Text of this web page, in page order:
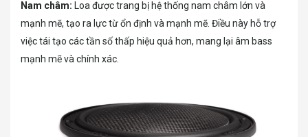
Nam châm: Loa được trang bị hệ thống nam châm lớn và
mạnh mẽ, tạo ra lực từ ổn định và mạnh mẽ. Điều này hỗ trợ
việc tái tạo các tần số thấp hiệu quả hơn, mang lại âm bass
mạnh mẽ và chính xác.